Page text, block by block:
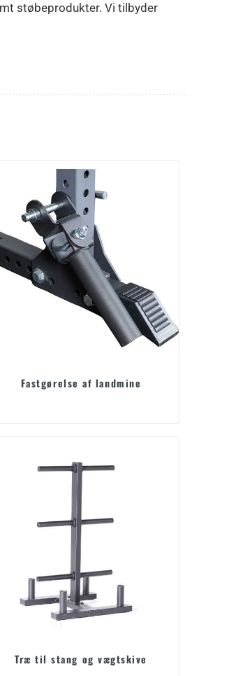
støbeprodukter. Vi tilbyder
Fastgørelse af landmine
Træ til stang og vægtskive